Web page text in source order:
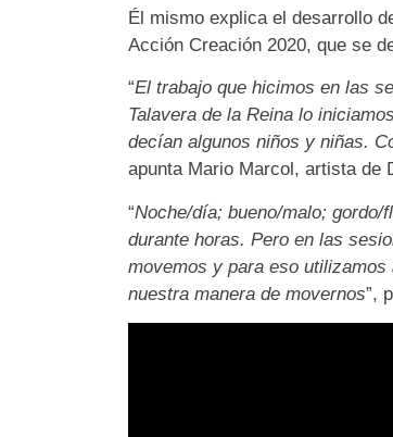
Él mismo explica el desarrollo
Acción Creación 2020, que se
“El trabajo que hicimos en las
Talavera de la Reina lo
decían algunos niños y niñas.
apunta Mario Marcol, artista de
“Noche/día; bueno/malo; gordo/
durante horas. Pero en las
movemos y para eso
nuestra manera de movernos”,